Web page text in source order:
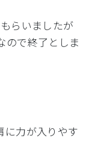
らいましたが
ので終了としま
に力が入りやす